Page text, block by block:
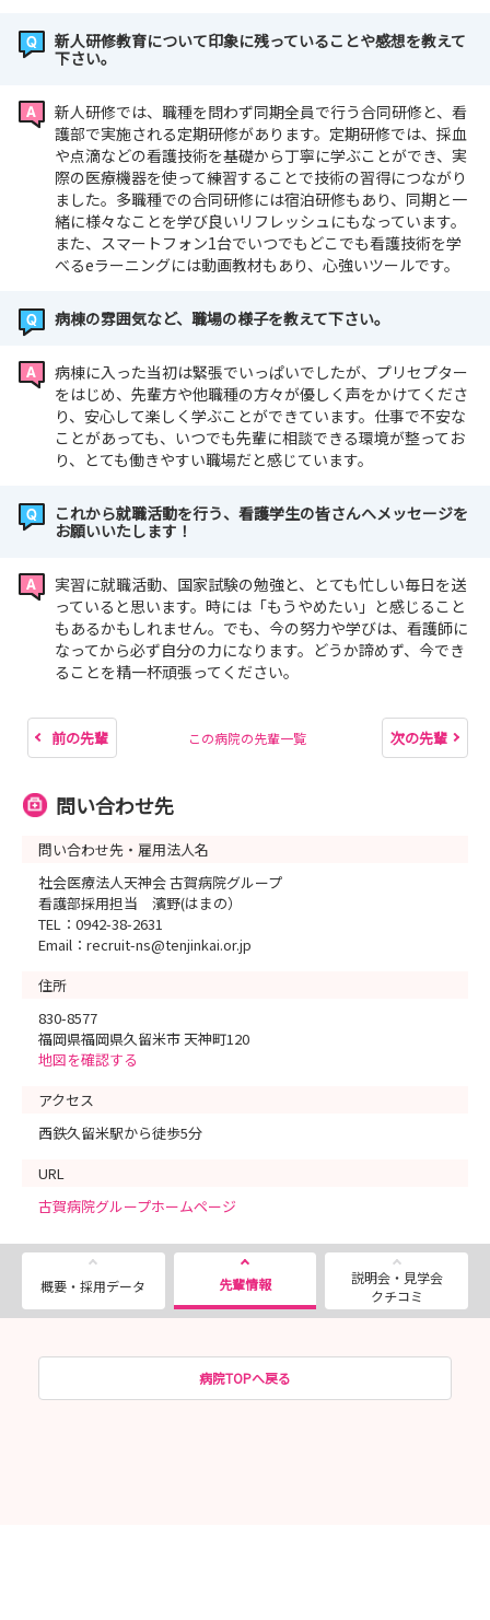
新人研修教育について印象に残っていることや感想を教えて
下さい。
新人研修では、職種を問わず同期全員で行う合同研修と、看
護部で実施される定期研修があります。定期研修では、採血
や点滴などの看護技術を基礎から丁寧に学ぶことができ、実
際の医療機器を使って練習することで技術の習得につながり
ました。多職種での合同研修には宿泊研修もあり、同期と一
緒に様々なことを学び良いリフレッシュにもなっています。
また、スマートフォン1台でいつでもどこでも看護技術を学
べるeラーニングには動画教材もあり、心強いツールです。
病棟の雰囲気など、職場の様子を教えて下さい。
病棟に入った当初は緊張でいっぱいでしたが、プリセプター
をはじめ、先輩方や他職種の方々が優しく声をかけてくださ
り、安心して楽しく学ぶことができています。仕事で不安な
ことがあっても、いつでも先輩に相談できる環境が整ってお
り、とても働きやすい職場だと感じています。
これから就職活動を行う、看護学生の皆さんへメッセージを
お願いいたします！
実習に就職活動、国家試験の勉強と、とても忙しい毎日を送
っていると思います。時には「もうやめたい」と感じること
もあるかもしれません。でも、今の努力や学びは、看護師に
なってから必ず自分の力になります。どうか諦めず、今でき
ることを精一杯頑張ってください。
前の先輩 この病院の先輩一覧 次の先輩
問い合わせ先
問い合わせ先・雇用法人名
社会医療法人天神会 古賀病院グループ
看護部採用担当 濱野(はまの）
TEL：0942-38-2631
Email：recruit-ns@tenjinkai.or.jp
住所
830-8577
福岡県福岡県久留米市 天神町120
地図を確認する
アクセス
西鉄久留米駅から徒歩5分
URL
古賀病院グループホームページ
概要・採用データ 先輩情報
説明会・見学会
クチコミ
病院TOPへ戻る